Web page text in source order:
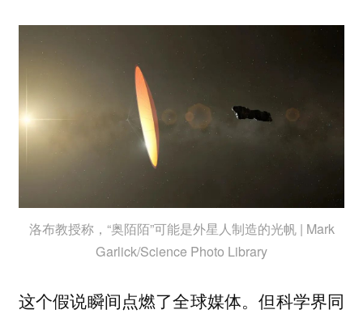
洛布教授称，“奥陌陌”可能是外星人制造的光帆 | Mark
Garlick/Science Photo Library
这个假说瞬间点燃了全球媒体。但科学界同